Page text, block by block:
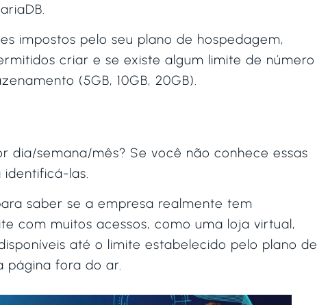
impostos pelo seu plano de hospedagem,
criar e se existe algum limite de número
(5GB, 10GB, 20GB).
dia/semana/mês? Se você não conhece essas
las.
saber se a empresa realmente tem
com muitos acessos, como uma loja virtual,
até o limite estabelecido pelo plano de
página fora do ar.